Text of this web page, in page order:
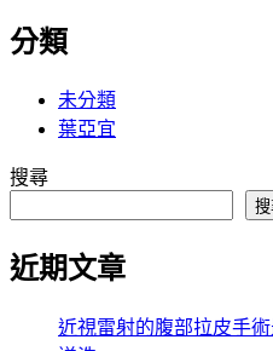
分類
未分類
葉亞宜
搜尋
近期文章
近視雷射的腹部拉皮手